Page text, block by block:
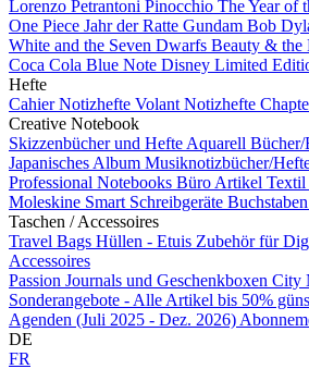
Lorenzo Petrantoni Pinocchio The Year of
One Piece Jahr der Ratte Gundam Bob
White and the Seven Dwarfs Beauty & the
Coca Cola Blue Note Disney Limited
Hefte
Cahier Notizhefte Volant Notizhefte
Creative Notebook
Skizzenbücher und Hefte Aquarell
Japanisches Album Musiknotizbücher/
Professional Notebooks Büro Artikel Textil
Moleskine Smart Schreibgeräte
Taschen / Accessoires
Travel Bags Hüllen - Etuis Zubehör für
Accessoires
Passion Journals und Geschenkboxen City
Sonderangebote - Alle Artikel bis 50%
Agenden (Juli 2025 - Dez. 2026)
DE
FR